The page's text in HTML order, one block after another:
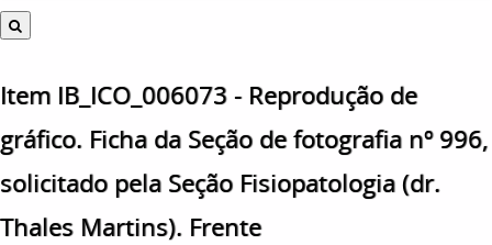
Item IB_ICO_006073 - Reprodução de
gráfico. Ficha da Seção de fotografia nº 996,
solicitado pela Seção Fisiopatologia (dr.
Thales Martins). Frente